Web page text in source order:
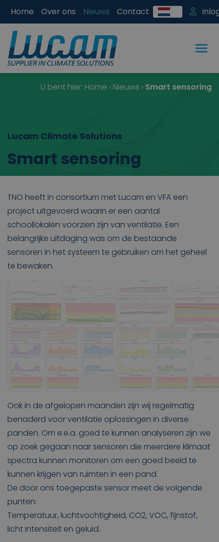
Home Over ons Nieuws Contact
Lucam Climate Solutions
Smart sensoring
U bent hier: Home › Nieuws › Smart sensoring
TNO heeft in consortium met Lucam en VFA een
project uitgevoerd waarin er een aantal
schoollokalen voorzien zijn van ventilatie. Een
belangrijke uitdaging was om de bestaande
sensoren in het systeem te gebruiken om het geheel
te bewaken.
Ook in de afgelopen maanden zijn wij regelmatig
benaderd voor ventilatie oplossingen in diverse
panden. Om e.e.a. goed te kunnen analyseren zijn we
op zoek gegaan naar sensoren die meerdere klimaat
spectra kunnen monitoren om een goed beeld te
kunnen krijgen van ruimten in een pand.
De door ons toegepaste sensor meet de volgende
punten:
Temperatuur, luchtvochtigheid, CO2, VOC, fijnstof,
licht intensiteit en geluid.